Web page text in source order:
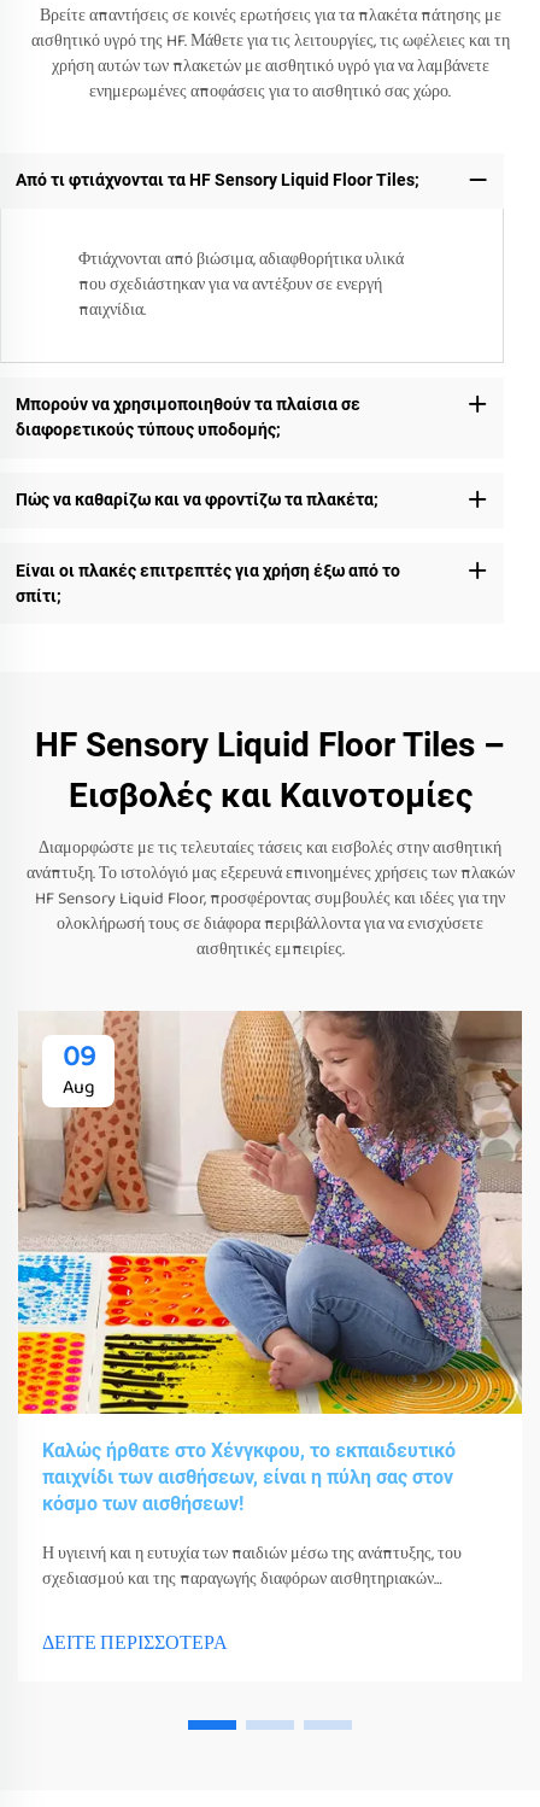
Βρείτε απαντήσεις σε κοινές ερωτήσεις για τα πλακέτα πάτησης με
αισθητικό υγρό της HF. Μάθετε για τις λειτουργίες, τις ωφέλειες και τη
χρήση αυτών των πλακετών με αισθητικό υγρό για να λαμβάνετε
ενημερωμένες αποφάσεις για το αισθητικό σας χώρο.
Από τι φτιάχνονται τα HF Sensory Liquid Floor Tiles;
Φτιάχνονται από βιώσιμα, αδιαφθορήτικα υλικά
που σχεδιάστηκαν για να αντέξουν σε ενεργή
παιχνίδια.
Μπορούν να χρησιμοποιηθούν τα πλαίσια σε
διαφορετικούς τύπους υποδομής;
Πώς να καθαρίζω και να φροντίζω τα πλακέτα;
Είναι οι πλακές επιτρεπτές για χρήση έξω από το
σπίτι;
HF Sensory Liquid Floor Tiles –
Εισβολές και Καινοτομίες
Διαμορφώστε με τις τελευταίες τάσεις και εισβολές στην αισθητική
ανάπτυξη. Το ιστολόγιό μας εξερευνά επινοημένες χρήσεις των πλακών
HF Sensory Liquid Floor, προσφέροντας συμβουλές και ιδέες για την
ολοκλήρωσή τους σε διάφορα περιβάλλοντα για να ενισχύσετε
αισθητικές εμπειρίες.
09
Aug
Καλώς ήρθατε στο Χένγκφου, το εκπαιδευτικό
παιχνίδι των αισθήσεων, είναι η πύλη σας στον
κόσμο των αισθήσεων!
Η υγιεινή και η ευτυχία των παιδιών μέσω της ανάπτυξης, του
σχεδιασμού και της παραγωγής διαφόρων αισθητηριακών
ΔΕΙΤΕ ΠΕΡΙΣΣΟΤΕΡΑ